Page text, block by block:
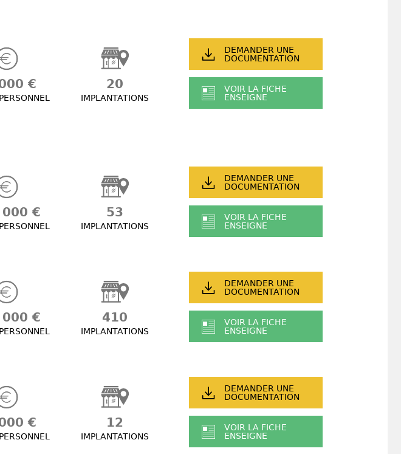
€ 20
IMPLANTATIONS
DEMANDER UNE
DOCUMENTATION
VOIR LA FICHE
ENSEIGNE
€ 53
IMPLANTATIONS
DEMANDER UNE
DOCUMENTATION
VOIR LA FICHE
ENSEIGNE
€ 410
IMPLANTATIONS
DEMANDER UNE
DOCUMENTATION
VOIR LA FICHE
ENSEIGNE
€ 12
IMPLANTATIONS
DEMANDER UNE
DOCUMENTATION
VOIR LA FICHE
ENSEIGNE